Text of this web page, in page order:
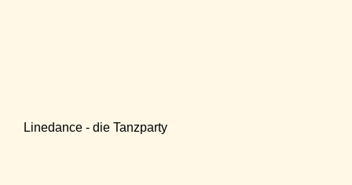
Linedance - die Tanzparty